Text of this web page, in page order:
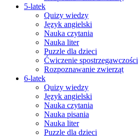
5-latek
Quizy wiedzy
Język angielski
Nauka czytania
Nauka liter
Puzzle dla dzieci
Ćwiczenie spostrzegawczości
Rozpoznawanie zwierząt
6-latek
Quizy wiedzy
Język angielski
Nauka czytania
Nauka pisania
Nauka liter
Puzzle dla dzieci